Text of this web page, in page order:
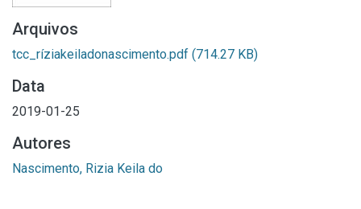
Arquivos
tcc_ríziakeiladonascimento.pdf (714.27 KB)
Data
2019-01-25
Autores
Nascimento, Rizia Keila do